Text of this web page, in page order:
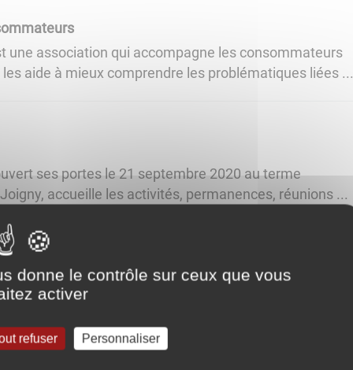
une association qui accompagne les consommateurs
aide à mieux comprendre les problématiques liées ...
ses portes le 21 septembre 2020 au terme
accueille les activités, permanences, réunions ...
au Marché couvert
au Marché couvert et place du 1er RVY, la Ville
Entrée libre.L’occasion parfaite, ...
donne le contrôle sur ceux que vous
activer
refuser Personnaliser